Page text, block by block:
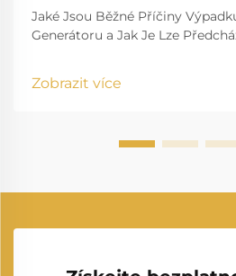
Jaké Jsou Běžné Příčiny
Generátoru a Jak Je Lze
budovách, zdravotnických
Zobrazit více